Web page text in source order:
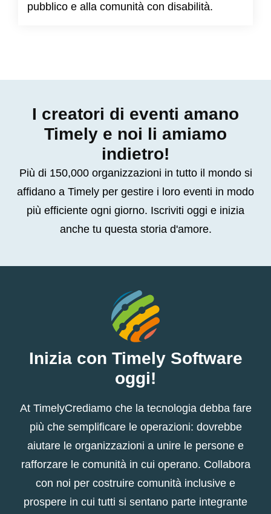
pubblico e alla comunità con disabilità.
I creatori di eventi amano
Timely e noi li amiamo
indietro!
Più di 150,000 organizzazioni in tutto il mondo si
affidano a Timely per gestire i loro eventi in modo
più efficiente ogni giorno. Iscriviti oggi e inizia
anche tu questa storia d'amore.
Inizia con Timely Software
oggi!
At TimelyCrediamo che la tecnologia debba fare
più che semplificare le operazioni: dovrebbe
aiutare le organizzazioni a unire le persone e
rafforzare le comunità in cui operano. Collabora
con noi per costruire comunità inclusive e
prospere in cui tutti si sentano parte integrante